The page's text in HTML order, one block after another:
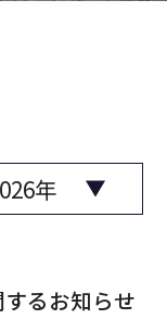
するお知らせ